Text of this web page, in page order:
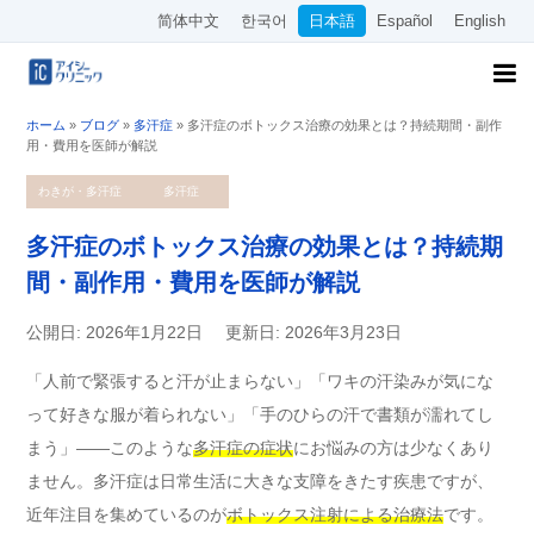
简体中文 한국어 日本語 Español English
ホーム » ブログ » 多汗症 » 多汗症のボトックス治療の効果とは？持続期間・副作
用・費用を医師が解説
わきが・多汗症 多汗症
多汗症のボトックス治療の効果とは？持続期
間・副作用・費用を医師が解説
公開日: 2026年1月22日 更新日: 2026年3月23日
「人前で緊張すると汗が止まらない」「ワキの汗染みが気にな
って好きな服が着られない」「手のひらの汗で書類が濡れてし
まう」——このような多汗症の症状にお悩みの方は少なくあり
ません。多汗症は日常生活に大きな支障をきたす疾患ですが、
近年注目を集めているのがボトックス注射による治療法です。